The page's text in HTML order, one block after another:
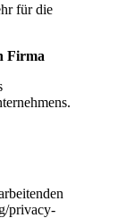
für die
Firma
privacy-